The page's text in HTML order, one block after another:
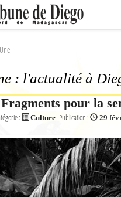
: l'actualité à
pour la
: Culture Publication : 29